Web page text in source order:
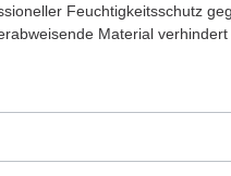
Feuchtigkeitsschutz
Material